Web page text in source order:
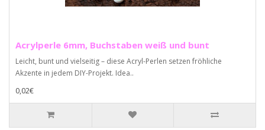
Acrylperle 6mm, Buchstaben weiß und bunt
Leicht, bunt und vielseitig – diese Acryl-Perlen setzen fröhliche
Akzente in jedem DIY-Projekt. Idea..
0,02€